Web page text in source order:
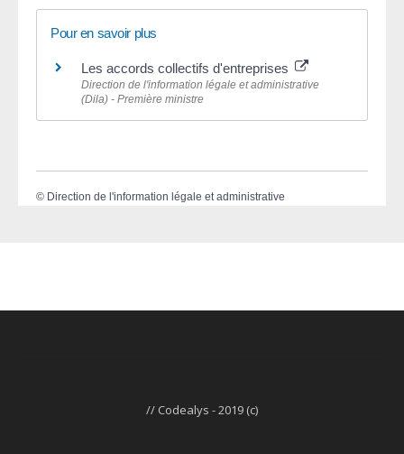
Pour en savoir plus
Les accords collectifs d'entreprises
Direction de l'information légale et administrative
(Dila) - Première ministre
© Direction de l'information légale et administrative
// Codealys - 2019 (c)